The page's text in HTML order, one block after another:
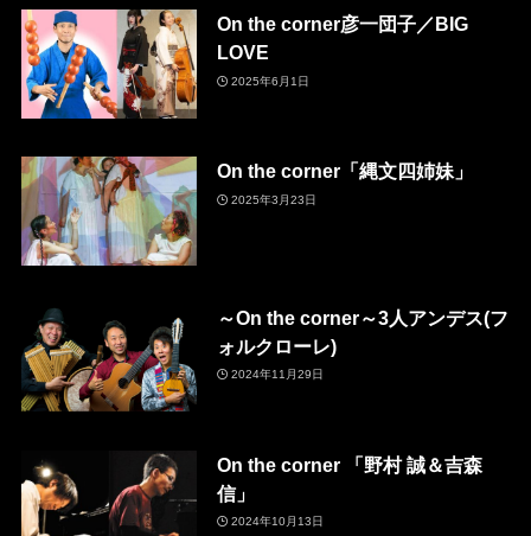
On the corner彦一団子／BIG
LOVE
2025年6月1日
On the corner「縄文四姉妹」
2025年3月23日
～On the corner～3人アンデス(フ
ォルクローレ)
2024年11月29日
On the corner 「野村 誠＆吉森
信」
2024年10月13日